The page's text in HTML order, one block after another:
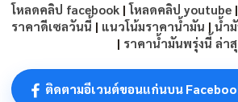
โหลดคลิป facebook |โหลดคลิป youtube |
ราคาดีเซลวันนี้ | แนวโน้มราคาน้ำมัน | น้ำ
| ราคาน้ำมันพรุ่งนี้ ล่า
ติดตามอีเวนต์ขอนแก่นบน